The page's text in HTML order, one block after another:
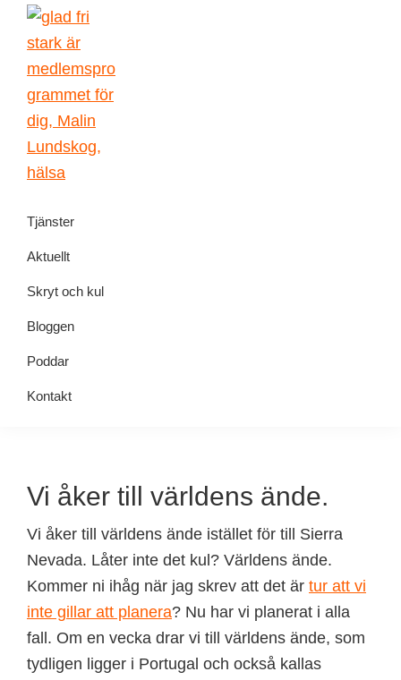
Skip
primary
navigation
Skip
main
content
Skip
primary
sidebar
Skip
footer
Lundskog
och
livsglädje
Tjänster
Aktuellt
Skryt och kul
Bloggen
Poddar
Kontakt
Vi åker till världens ände.
Vi åker till världens ände istället för till Sierra
Nevada. Låter inte det kul? Världens ände.
Kommer ni ihåg när jag skrev att det är tur att vi
inte gillar att planera? Nu har vi planerat i alla
fall. Om en vecka drar vi till världens ände, som
tydligen ligger i Portugal och också kallas